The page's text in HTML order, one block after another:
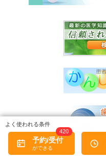
予約/受付
420